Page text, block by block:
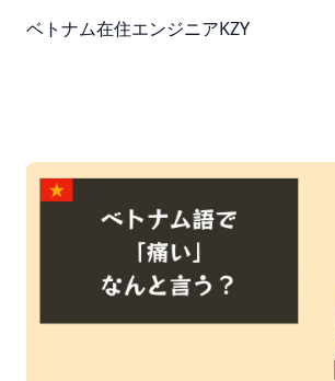
ベトナム在住エンジニアKZY